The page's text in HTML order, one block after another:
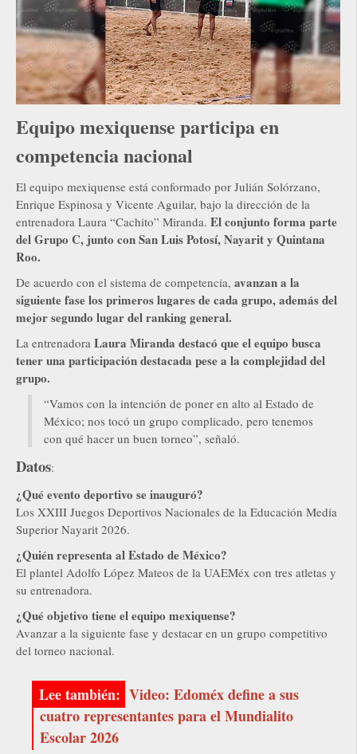
Equipo mexiquense participa en
competencia nacional
El equipo mexiquense está conformado por Julián Solórzano,
Enrique Espinosa y Vicente Aguilar, bajo la dirección de la
entrenadora Laura “Cachito” Miranda. El conjunto forma parte
del Grupo C, junto con San Luis Potosí, Nayarit y Quintana
Roo.
De acuerdo con el sistema de competencia, avanzan a la
siguiente fase los primeros lugares de cada grupo, además del
mejor segundo lugar del ranking general.
La entrenadora Laura Miranda destacó que el equipo busca
tener una participación destacada pese a la complejidad del
grupo.
“Vamos con la intención de poner en alto al Estado de
México; nos tocó un grupo complicado, pero tenemos
con qué hacer un buen torneo”, señaló.
Datos:
¿Qué evento deportivo se inauguró?
Los XXIII Juegos Deportivos Nacionales de la Educación Media
Superior Nayarit 2026.
¿Quién representa al Estado de México?
El plantel Adolfo López Mateos de la UAEMéx con tres atletas y
su entrenadora.
¿Qué objetivo tiene el equipo mexiquense?
Avanzar a la siguiente fase y destacar en un grupo competitivo
del torneo nacional.
Video: Edoméx define a sus
cuatro representantes para el Mundialito
Escolar 2026